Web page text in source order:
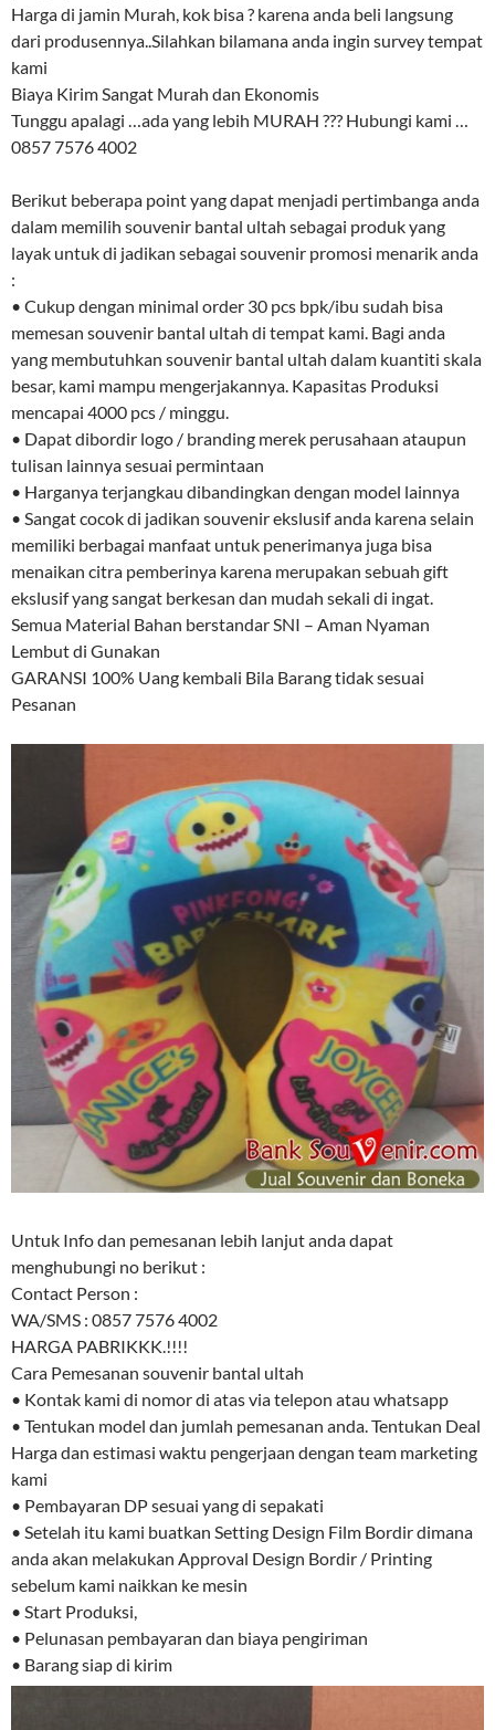
Harga di jamin Murah, kok bisa ? karena anda beli langsung
dari produsennya..Silahkan bilamana anda ingin survey tempat
kami
Biaya Kirim Sangat Murah dan Ekonomis
Tunggu apalagi …ada yang lebih MURAH ??? Hubungi kami …
0857 7576 4002
Berikut beberapa point yang dapat menjadi pertimbanga anda
dalam memilih souvenir bantal ultah sebagai produk yang
layak untuk di jadikan sebagai souvenir promosi menarik anda
:
• Cukup dengan minimal order 30 pcs bpk/ibu sudah bisa
memesan souvenir bantal ultah di tempat kami. Bagi anda
yang membutuhkan souvenir bantal ultah dalam kuantiti skala
besar, kami mampu mengerjakannya. Kapasitas Produksi
mencapai 4000 pcs / minggu.
• Dapat dibordir logo / branding merek perusahaan ataupun
tulisan lainnya sesuai permintaan
• Harganya terjangkau dibandingkan dengan model lainnya
• Sangat cocok di jadikan souvenir ekslusif anda karena selain
memiliki berbagai manfaat untuk penerimanya juga bisa
menaikan citra pemberinya karena merupakan sebuah gift
ekslusif yang sangat berkesan dan mudah sekali di ingat.
Semua Material Bahan berstandar SNI – Aman Nyaman
Lembut di Gunakan
GARANSI 100% Uang kembali Bila Barang tidak sesuai
Pesanan
Untuk Info dan pemesanan lebih lanjut anda dapat
menghubungi no berikut :
Contact Person :
WA/SMS : 0857 7576 4002
HARGA PABRIKKK.!!!!
Cara Pemesanan souvenir bantal ultah
• Kontak kami di nomor di atas via telepon atau whatsapp
• Tentukan model dan jumlah pemesanan anda. Tentukan Deal
Harga dan estimasi waktu pengerjaan dengan team marketing
kami
• Pembayaran DP sesuai yang di sepakati
• Setelah itu kami buatkan Setting Design Film Bordir dimana
anda akan melakukan Approval Design Bordir / Printing
sebelum kami naikkan ke mesin
• Start Produksi,
• Pelunasan pembayaran dan biaya pengiriman
• Barang siap di kirim